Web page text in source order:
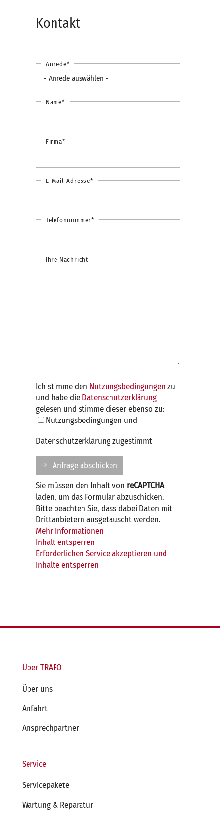
Kontakt
Anrede*
Name*
Firma*
E-Mail-Adresse*
Telefonnummer*
Ihre Nachricht
Ich stimme den Nutzungsbedingungen zu
und habe die Datenschutzerklärung
gelesen und stimme dieser ebenso zu:
Nutzungsbedingungen und
Datenschutzerklärung zugestimmt
Anfrage abschicken
Sie müssen den Inhalt von reCAPTCHA
laden, um das Formular abzuschicken.
Bitte beachten Sie, dass dabei Daten mit
Drittanbietern ausgetauscht werden.
Mehr Informationen
Inhalt entsperren
Erforderlichen Service akzeptieren und
Inhalte entsperren
Über TRAFÖ
Über uns
Anfahrt
Ansprechpartner
Service
Servicepakete
Wartung & Reparatur